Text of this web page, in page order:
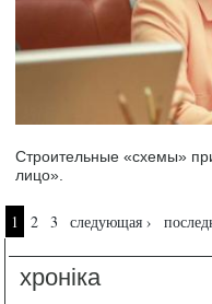
Строительные «схемы»
лицо».
Страницы
1 2 3 следующая ›
хроніка